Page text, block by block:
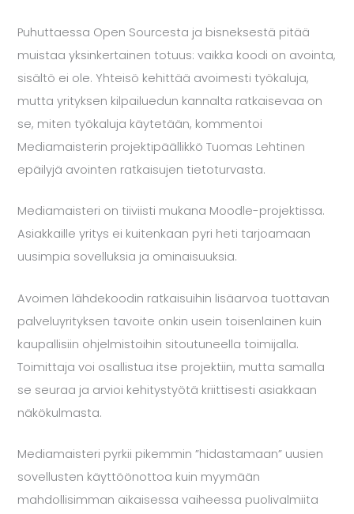
Puhuttaessa Open Sourcesta ja bisneksestä pitää
muistaa yksinkertainen totuus: vaikka koodi on avointa,
sisältö ei ole. Yhteisö kehittää avoimesti työkaluja,
mutta yrityksen kilpailuedun kannalta ratkaisevaa on
se, miten työkaluja käytetään, kommentoi
Mediamaisterin projektipäällikköTuomas Lehtinen
epäilyjä avointen ratkaisujen tietoturvasta.
Mediamaisteri on tiiviisti mukana Moodle-projektissa.
Asiakkaille yritys ei kuitenkaan pyri heti tarjoamaan
uusimpia sovelluksia ja ominaisuuksia.
Avoimen lähdekoodin ratkaisuihin lisäarvoa tuottavan
palveluyrityksen tavoite onkin usein toisenlainen kuin
kaupallisiin ohjelmistoihin sitoutuneella toimijalla.
Toimittaja voi osallistua itse projektiin, mutta samalla
se seuraa ja arvioi kehitystyötä kriittisesti asiakkaan
näkökulmasta.
Mediamaisteri pyrkii pikemmin ”hidastamaan” uusien
sovellusten käyttöönottoa kuin myymään
mahdollisimman aikaisessa vaiheessa puolivalmiita